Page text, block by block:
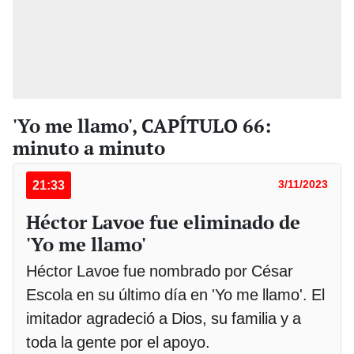
'Yo me llamo', CAPÍTULO 66:
minuto a minuto
21:33 3/11/2023
Héctor Lavoe fue eliminado de
'Yo me llamo'
Héctor Lavoe fue nombrado por César
Escola en su último día en 'Yo me llamo'. El
imitador agradeció a Dios, su familia y a
toda la gente por el apoyo.